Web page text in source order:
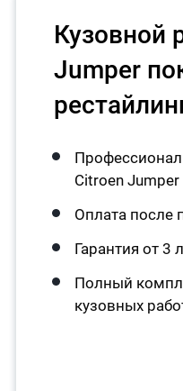
Кузовной
Jumper
Citroen
Оплата после
Гарантия от 3
Полный
кузовных